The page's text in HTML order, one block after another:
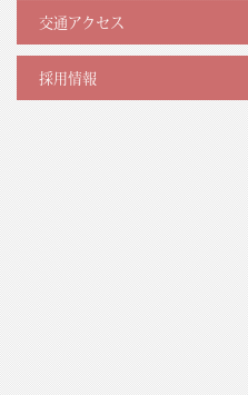
交通アクセス
採用情報